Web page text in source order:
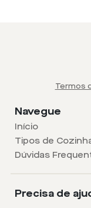
Termos
Navegue
Início
Tipos de
Dúvidas
Precisa de